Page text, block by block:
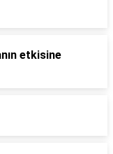
etkisine